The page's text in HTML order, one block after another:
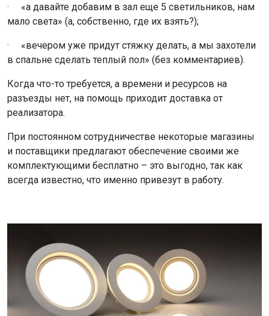
· «а давайте добавим в зал еще 5 светильников, нам
мало света» (а, собственно, где их взять?);
· «вечером уже придут стяжку делать, а мы захотели
в спальне сделать теплый пол» (без комментариев).
Когда что-то требуется, а времени и ресурсов на
разъезды нет, на помощь приходит доставка от
реализатора.
При постоянном сотрудничестве некоторые магазины
и поставщики предлагают обеспечение своими же
комплектующими бесплатно – это выгодно, так как
всегда известно, что именно привезут в работу.